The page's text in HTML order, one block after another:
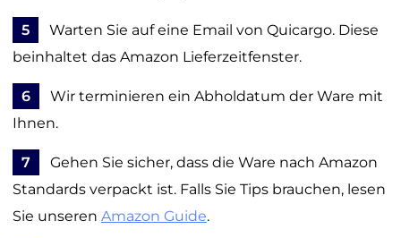
5
Warten Sie auf eine Email von Quicargo. Diese
beinhaltet das Amazon Lieferzeitfenster.
6
Wir terminieren ein Abholdatum der Ware mit
Ihnen.
7
Gehen Sie sicher, dass die Ware nach Amazon
Standards verpackt ist. Falls Sie Tips brauchen, lesen
Sie unseren Amazon Guide.